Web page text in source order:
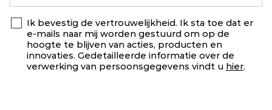
Ik bevestig de vertrouwelijkheid. Ik sta toe dat er
e-mails naar mij worden gestuurd om op de
hoogte te blijven van acties, producten en
innovaties. Gedetailleerde informatie over de
verwerking van persoonsgegevens vindt u hier.